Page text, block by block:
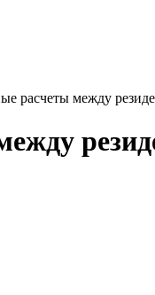
расчеты между